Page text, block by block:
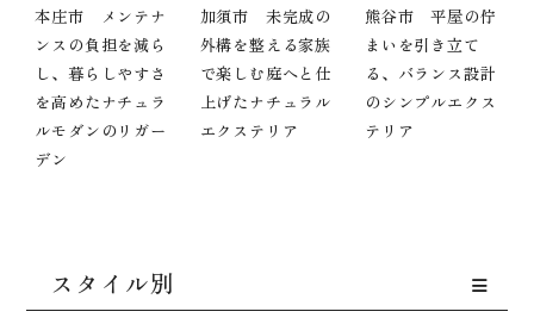
本庄市 メンテナ
ンスの負担を減ら
し、暮らしやすさ
を高めたナチュラ
ルモダンのリガー
デン
加須市 未完成の
外構を整える家族
で楽しむ庭へと仕
上げたナチュラル
エクステリア
熊谷市 平屋の佇
まいを引き立て
る、バランス設計
のシンプルエクス
テリア
スタイル別